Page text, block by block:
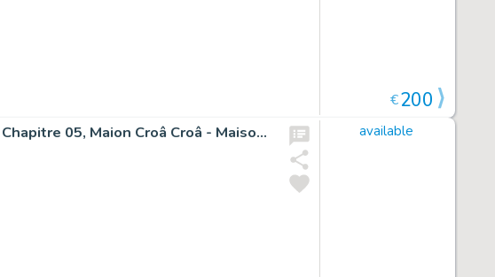
€200
Illustration originale pour la page de titre : Chapitre 05, Maion Croâ Croâ - Maison Croa Croa available